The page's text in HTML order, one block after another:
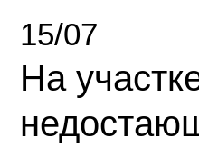
15/07
На